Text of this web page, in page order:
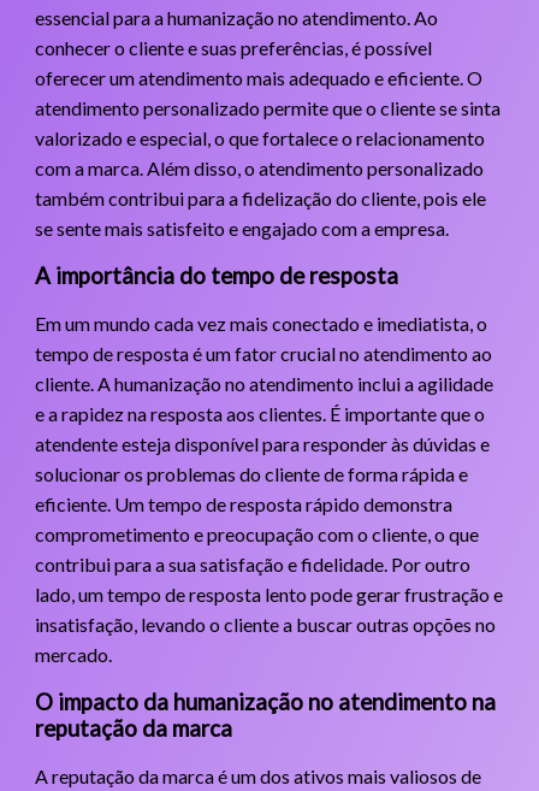
essencial para a humanização no atendimento. Ao
conhecer o cliente e suas preferências, é possível
oferecer um atendimento mais adequado e eficiente. O
atendimento personalizado permite que o cliente se sinta
valorizado e especial, o que fortalece o relacionamento
com a marca. Além disso, o atendimento personalizado
também contribui para a fidelização do cliente, pois ele
se sente mais satisfeito e engajado com a empresa.
A importância do tempo de resposta
Em um mundo cada vez mais conectado e imediatista, o
tempo de resposta é um fator crucial no atendimento ao
cliente. A humanização no atendimento inclui a agilidade
e a rapidez na resposta aos clientes. É importante que o
atendente esteja disponível para responder às dúvidas e
solucionar os problemas do cliente de forma rápida e
eficiente. Um tempo de resposta rápido demonstra
comprometimento e preocupação com o cliente, o que
contribui para a sua satisfação e fidelidade. Por outro
lado, um tempo de resposta lento pode gerar frustração e
insatisfação, levando o cliente a buscar outras opções no
mercado.
O impacto da humanização no atendimento na
reputação da marca
A reputação da marca é um dos ativos mais valiosos de